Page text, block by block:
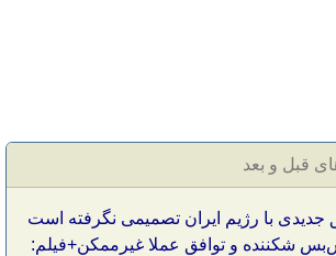
قبل و بعد
جدیدی با رژیم ایران تصمیمی نگرفته است
شکننده و توافق عملا غیرممکن+فیلم: